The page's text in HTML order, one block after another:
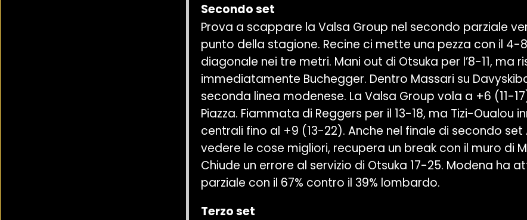
Secondo set
Prova a scappare la Valsa Group nel secondo parziale
punto della stagione. Recine ci mette una pezza con il 4-
diagonale nei tre metri. Mani out di Otsuka per l’8-11, ma
immediatamente Buchegger. Dentro Massari su
seconda linea modenese. La Valsa Group vola a +6 (11-
Piazza. Fiammata di Reggers per il 13-18, ma Tizi-Oualou
centrali fino al +9 (13-22). Anche nel finale di secondo set
vedere le cose migliori, recupera un break con il muro di
Chiude un errore al servizio di Otsuka 17-25. Modena ha
parziale con il 67% contro il 39% lombardo.
Terzo set